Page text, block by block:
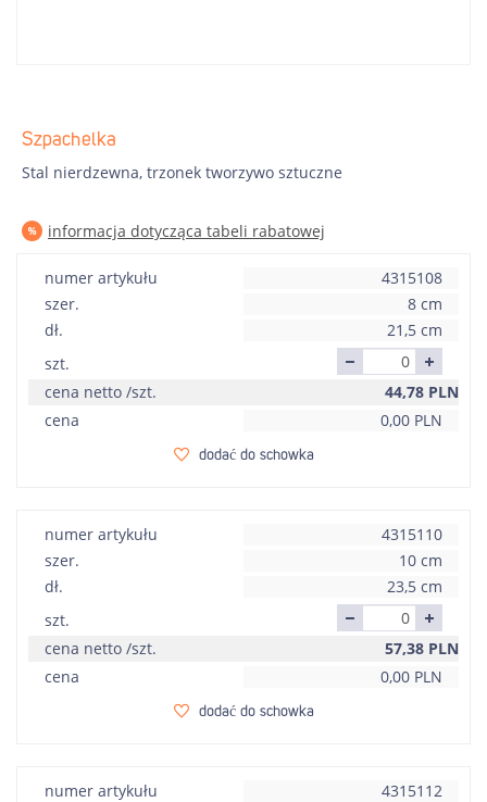
Szpachelka
Stal nierdzewna, trzonek tworzywo sztuczne
informacja dotycząca tabeli rabatowej
numer artykułu
4315108
szer.
8 cm
dł.
21,5 cm
szt.
cena netto /szt.
44,78 PLN
cena
0,00 PLN
dodać do schowka
numer artykułu
4315110
szer.
10 cm
dł.
23,5 cm
szt.
cena netto /szt.
57,38 PLN
cena
0,00 PLN
dodać do schowka
numer artykułu
4315112